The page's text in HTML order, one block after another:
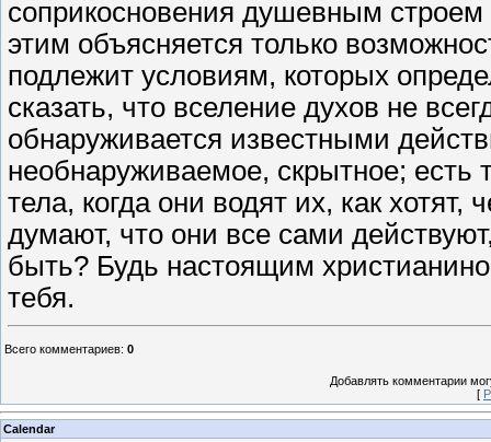
соприкосновения душевным
этим объясняется только
подлежит условиям, которых
сказать, что вселение духов не
обнаруживается известными
необнаруживаемое, скрытное;
тела, когда они водят их, как
думают, что они все сами
быть? Будь настоящим
тебя.
Всего комментариев: 0
Добавлять комментарии
[
Calendar